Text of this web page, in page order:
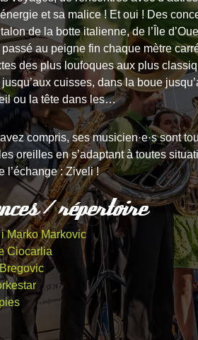
et sa malice ! Et oui ! Des
de la botte italienne, de l’Île
passé au peigne fin chaque mètre
des plus loufoques aux plus
jusqu’aux cuisses, dans la boue
ou la tête dans les…
compris, ses musicien·e·s sont
oreilles en s’adaptant à toutes
l’échange : Ziveli !
/ répertoire
Marko Markovic
Ciocarlia